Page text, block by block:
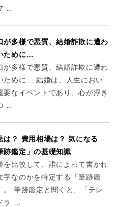
…
が多様で悪質、結婚詐欺に遭わ
ために…
が多様で悪質、結婚詐欺に遭わ
ために… 結婚は、人生におい
要なイベントであり、心が浮き
…
は？ 費用相場は？ 気になる
跡鑑定」の基礎知識
を比較して、誰によって書かれ
字なのかを特定する「筆跡鑑
。 筆跡鑑定と聞くと、「テレ
ラ …